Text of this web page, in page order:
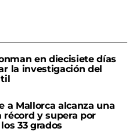
en diecisiete días
la investigación del
a Mallorca alcanza una
y supera por
33 grados